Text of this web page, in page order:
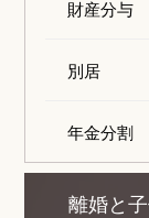
財産分与
別居
年金分割
離婚と